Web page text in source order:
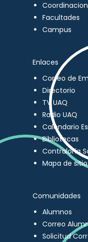
Facultades
Campus
Enlaces
Correo de
Directorio
TV UAQ
Radio UAQ
Calendario
Bibliotecas
Contraloría
Mapa de sitio
Comunidades
Alumnos
Correo
Solicitud